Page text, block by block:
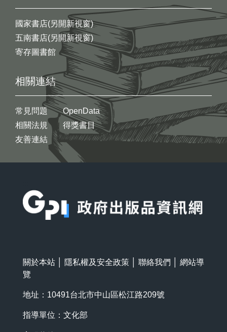
國家書店(另開新視窗)
五南書店(另開新視窗)
寄存圖書館
相關連結
常見問題
相關法規
友善連結
OpenData
得獎書目
關於本站 隱私權及安全政策 聯絡我們
網站導
覽
地址：10491台北市中山區松江路209號
指導單位：文化部